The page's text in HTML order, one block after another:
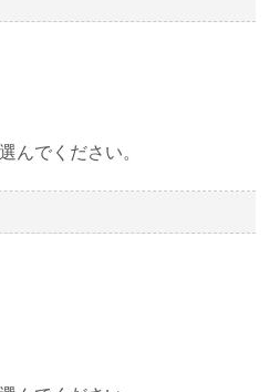
んでください。